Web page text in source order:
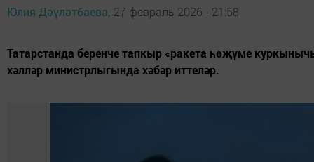
Юлия Дәүләтбаева, 27 февраль 2026 - 21:58
Татарстанда беренче тапкыр «ракета һөҗүме
хәлләр министрлыгында хәбәр иттеләр.